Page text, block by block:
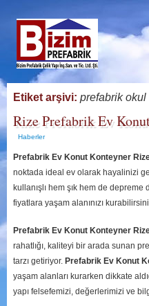
Etiket arşivi: prefabrik okul
Rize Prefabrik Ev
Haberler
Prefabrik Ev Konut Konteyner
noktada ideal ev olarak hayalinizi
kullanışlı hem şık hem de
fiyatlara yaşam alanınızı
Prefabrik Ev Konut Konteyner
rahatlığı, kaliteyi bir arada sunan
tarzı getiriyor. Prefabrik Ev Konut
yaşam alanları kurarken dikkate
yapı felsefemizi, değerlerimizi ve